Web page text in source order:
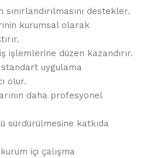
sınırlandırılmasını destekler.
kurumsal olarak
işlemlerine düzen kazandırır.
uygulama
olur.
daha profesyonel
sürdürülmesine katkıda
içi çalışma